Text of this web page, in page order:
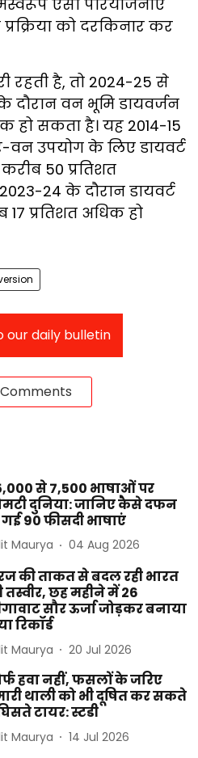
ऐसी परियोजनाएं
को दरकिनार कर
रहती है, तो 2024-25 से
वन भूमि डायवर्जन
हो सकता है। यह 2014-15
वन उपयोग के लिए डायवर्ट
50 प्रतिशत
24 के दौरान डायवर्ट
प्रतिशत अधिक हो
our daily bulletin
से 7,500 भाषाओं पर
दुनिया: जानिए कैसे दफन
गई 90 फीसदी भाषाएं
Maurya 04 Aug 2026
की ताकत से बदल रही भारत
तस्वीर, छह महीने में 26
सौर ऊर्जा जोड़कर बनाया
रिकॉर्ड
Maurya 20 Jul 2026
हवा नहीं, फसलों के जरिए
थाली को भी दूषित कर सकते
टायर: स्टडी
Maurya 14 Jul 2026